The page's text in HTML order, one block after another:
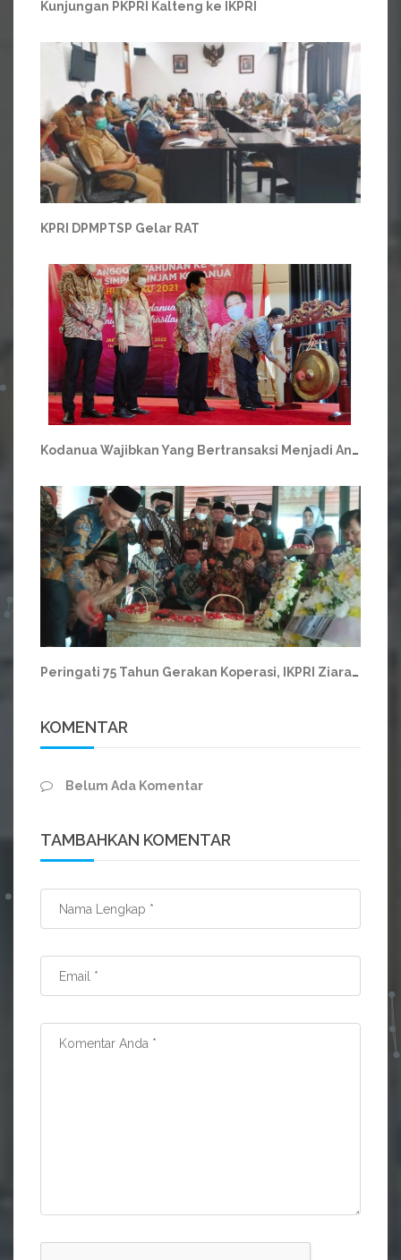
Kunjungan PKPRI Kalteng ke IKPRI
KPRI DPMPTSP Gelar RAT
Kodanua Wajibkan Yang Bertransaksi Menjadi Anggota
Peringati 75 Tahun Gerakan Koperasi, IKPRI Ziarah ke Makam Bung Hatta
KOMENTAR
Belum Ada Komentar
TAMBAHKAN KOMENTAR